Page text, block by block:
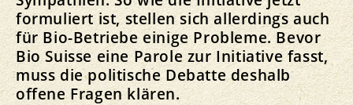
formuliert ist, stellen sich allerdings auch
für Bio-Betriebe einige Probleme. Bevor
Bio Suisse eine Parole zur Initiative fasst,
muss die politische Debatte deshalb
offene Fragen klären.